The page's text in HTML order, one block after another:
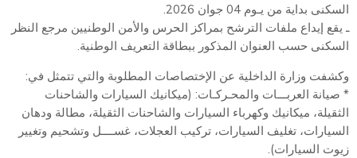
السكنى بداية من يـوم 04 جوان 2026.
ـ يقع إيداع ملفات الترشح بمراكز الحرس والأمن الوطنيين مرجع النظر
السكنى حسب العنوان المذكور ببطاقة التعريف الوطنية.
وكشفت وزارة الداخلية عن الإختصاصات المطلوبة والتي تتمثل في:
* صيانة العربـــات والمحـركـات: (ميكانيك السيارات والشاحنات
الثقيلة، ميكانيك وكهرباء السيارات والشاحنات الثقيلة، مطالة ودهان
السيارات، تغليف السيارات، تركيب العجلات، غســــل وتشحيم وتغيير
زيوت السيارات).